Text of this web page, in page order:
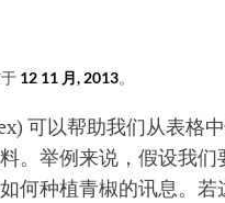
12 11 月, 2013。
可以帮助我们从表格
。举例来说，假设我们
何种植青椒的讯息。若